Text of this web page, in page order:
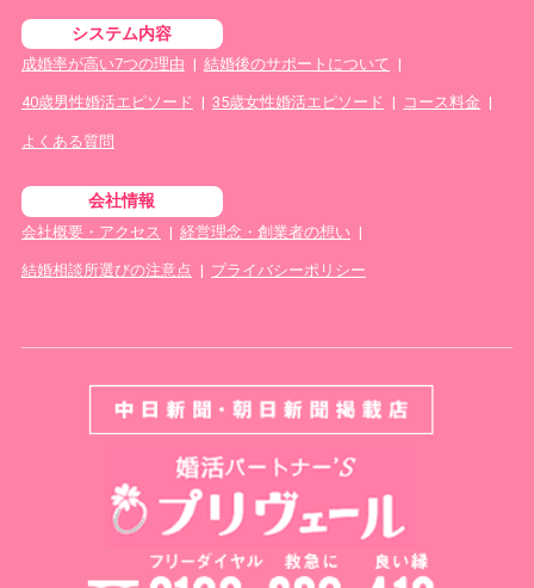
システム内容
成婚率が高い7つの理由 | 結婚後のサポートについて |
40歳男性婚活エピソード | 35歳女性婚活エピソード | コース料金 |
よくある質問
会社情報
会社概要・アクセス | 経営理念・創業者の想い |
結婚相談所選びの注意点 | プライバシーポリシー